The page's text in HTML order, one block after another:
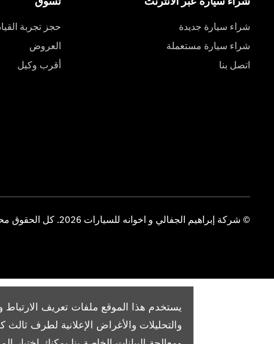
يستخدم هذا الموقع ملفات تعريف الارتباط
والتحليلات والأغراض الإعلانية لطرف
شراء سيارة جديدة
شراء سيارة مستعملة
اتصل بنا
حجز تجربة
العروض
أقرب وكيل
© شركة إبراهيم الجفالي و اخوانه للسيارات 2026. كل الحقوق محفوظة